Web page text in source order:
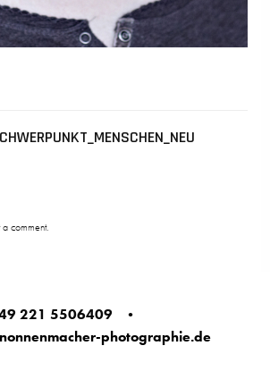
a comment.
221 5506409 •
photographie.de